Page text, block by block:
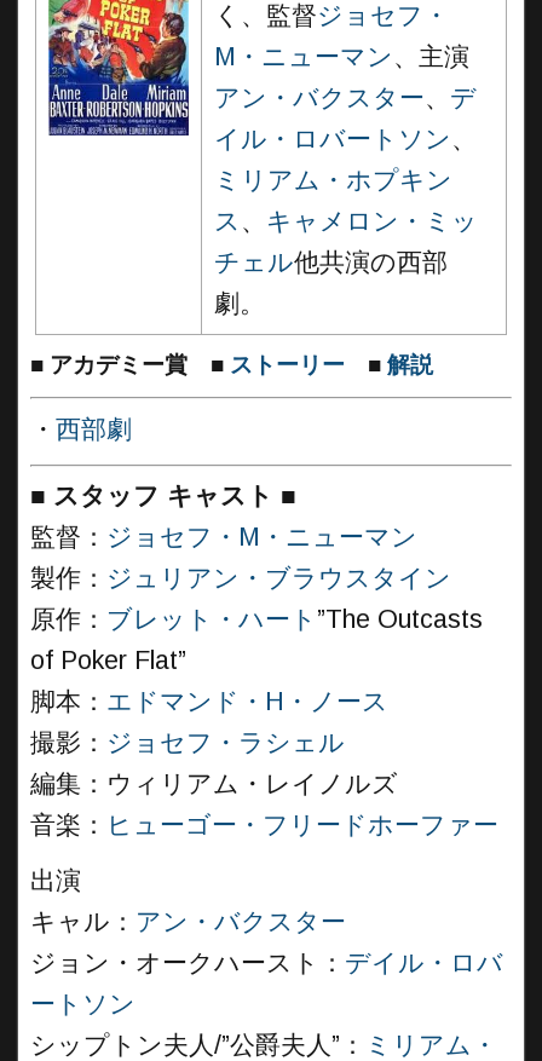
く、監督ジョセフ・
M・ニューマン 、主演
アン・バクスター、 デ
イル・ロバートソン 、
ミリアム・ホプキン
ス 、 キャメロン・ミッ
チェル他共演の西部
劇。
■ アカデミー賞 ■ ストーリー ■ 解説
・ 西部劇
■ スタッフ キャスト ■
監督： ジョセフ・M・ニューマン
製作： ジュリアン・ブラウスタイン
原作： ブレット・ハート ”The Outcasts
of Poker Flat”
脚本： エドマンド・H・ノース
撮影： ジョセフ・ラシェル
編集：ウィリアム・レイノルズ
音楽： ヒューゴー・フリードホーファー
出演
キャル： アン・バクスター
ジョン・オークハースト： デイル・ロバ
ートソン
シップトン夫人/”公爵夫人”： ミリアム・